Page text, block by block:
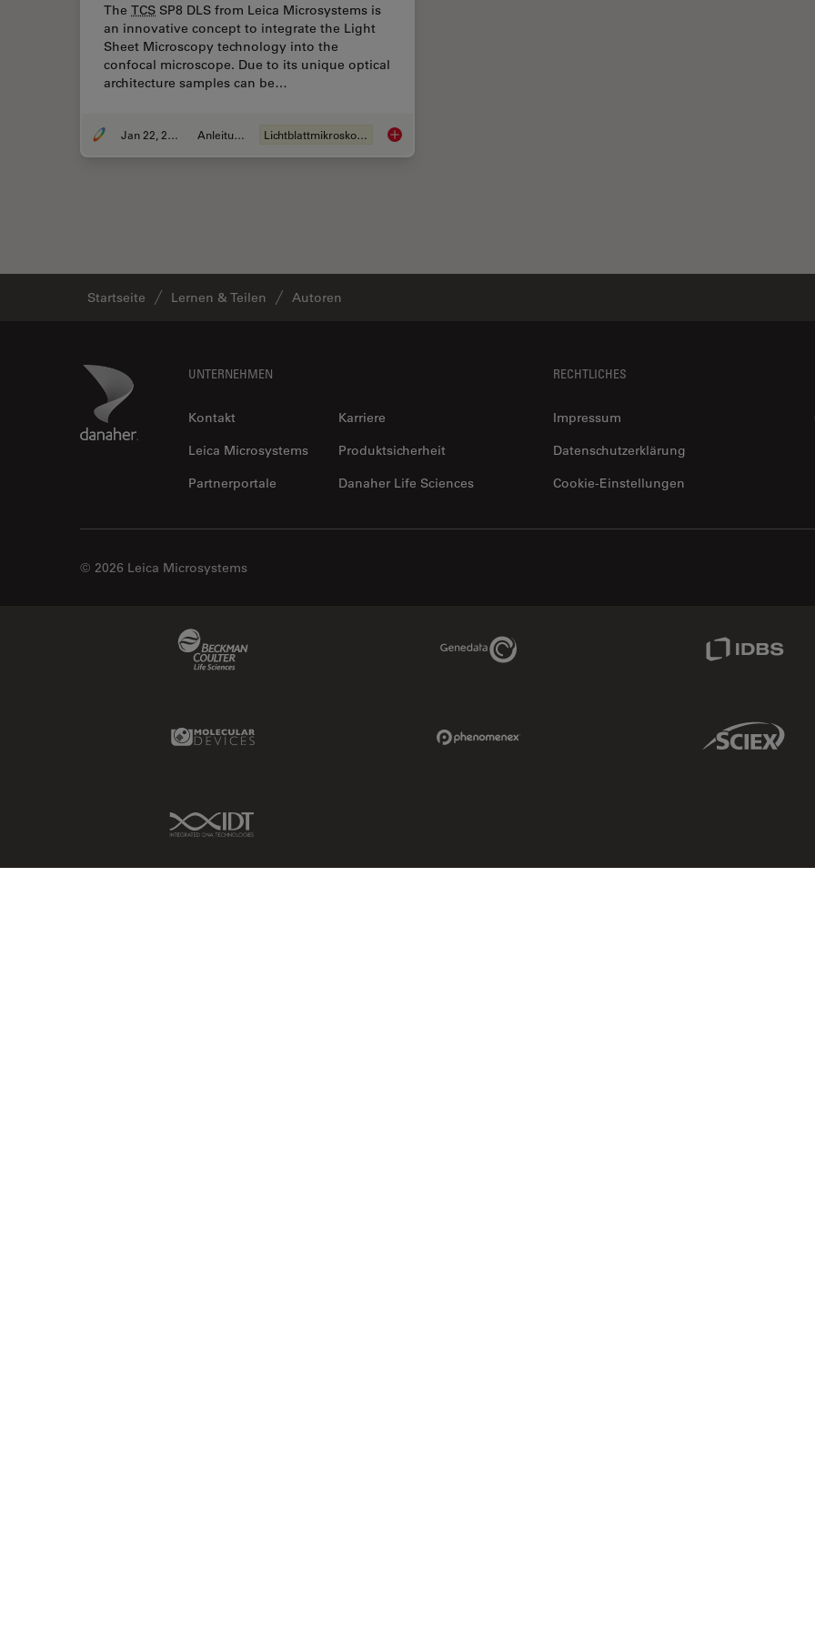
The TCS SP8 DLS from Leica Microsystems is
an innovative concept to integrate the Light
Sheet Microscopy technology into the
confocal microscope. Due to its unique optical
architecture samples can be…
Jan 22, 2019 Anleitung Lichtblattmikroskopie Using a Rotation Device for Light Sheet Sample Mounting
Startseite Lernen & Teilen Autoren
Danaher Logo UNTERNEHMEN
Kontakt
Karriere
Leica Microsystems
Produktsicherheit
Partnerportale
Danaher Life Sciences
RECHTLICHES
Impressum
Datenschutzerklärung
Cookie-Einstellungen
© 2026 Leica Microsystems
Genedata Link
Molecular Devices Link Sciex Link
IDT Link